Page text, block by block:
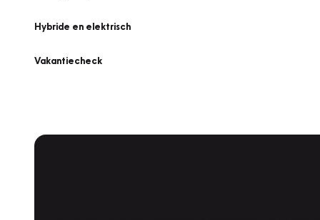
Hybride en elektrisch
Vakantiecheck